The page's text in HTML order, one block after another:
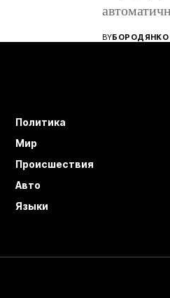
бензин,
BYБОРОДЯНКО
Политика
Мир
Происшествия
Авто
Языки